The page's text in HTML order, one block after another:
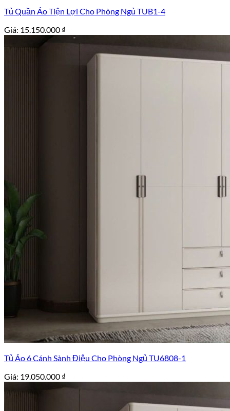
Tủ Quần Áo Tiện Lợi Cho Phòng Ngủ TUB1-4
Giá: 15.150.000 ₫
Tủ Áo 6 Cánh Sành Điệu Cho Phòng Ngủ TU6808-1
Giá: 19.050.000 ₫